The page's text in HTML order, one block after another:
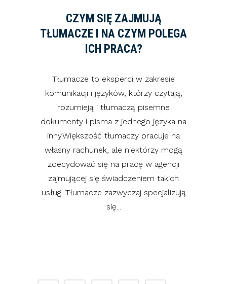
CZYM SIĘ ZAJMUJĄ
TŁUMACZE I NA CZYM POLEGA
ICH PRACA?
Tłumacze to eksperci w zakresie
komunikacji i języków, którzy czytają,
rozumieją i tłumaczą pisemne
dokumenty i pisma z jednego języka na
inny.Większość tłumaczy pracuje na
własny rachunek, ale niektórzy mogą
zdecydować się na pracę w agencji
zajmującej się świadczeniem takich
usług. Tłumacze zazwyczaj specjalizują
się...